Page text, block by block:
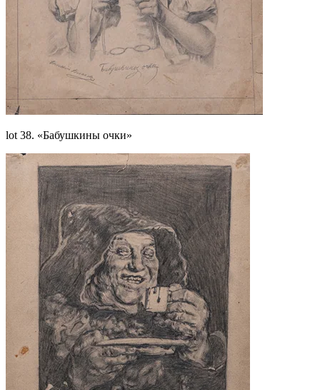
lot 38. «Бабушкины очки»